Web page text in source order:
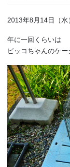
2013年8月14日（水
年に一回くらいは
ピッコちゃんのケー